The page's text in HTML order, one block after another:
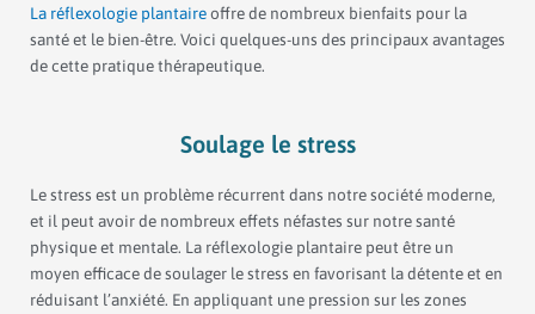
La réflexologie plantaireoffre de nombreux bienfaits pour la
santé et le bien-être. Voici quelques-uns des principaux avantages
de cette pratique thérapeutique.
Soulage le stress
Le stress est un problème récurrent dans notre société moderne,
et il peut avoir de nombreux effets néfastes sur notre santé
physique et mentale. La réflexologie plantaire peut être un
moyen efficace de soulager le stress en favorisant la détente et en
réduisant l’anxiété. En appliquant une pression sur les zones